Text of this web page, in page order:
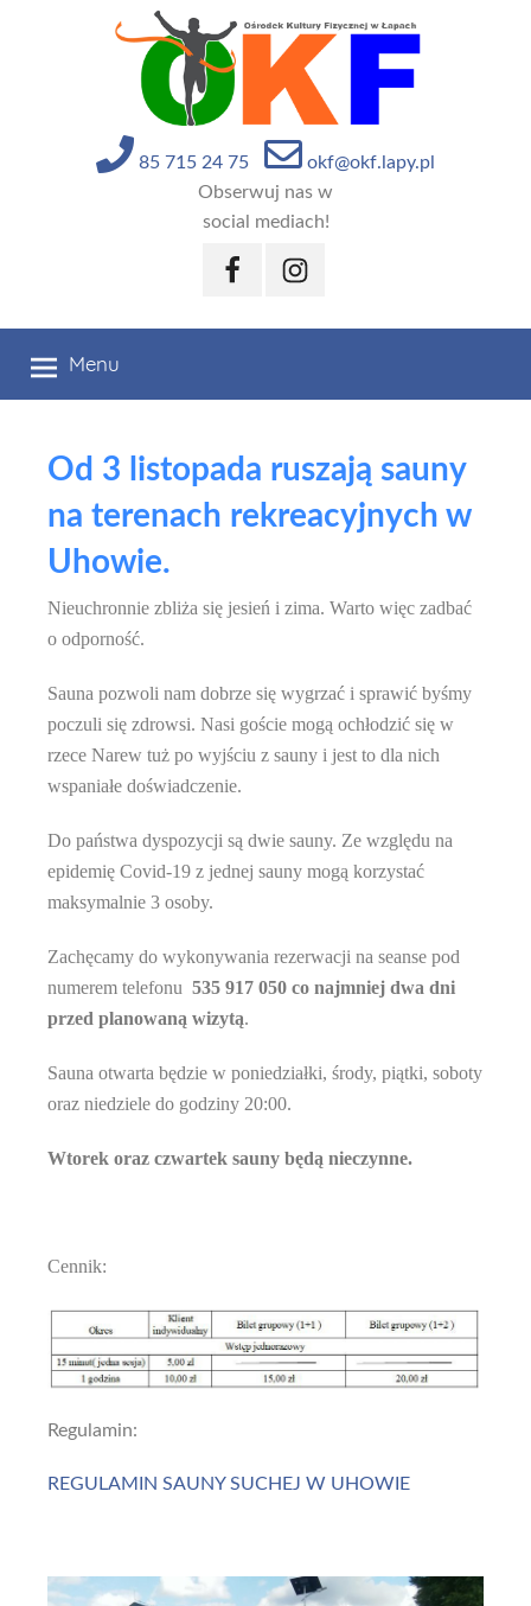
85 715 24 75
okf@okf.lapy.pl
Obserwuj nas w
social mediach!
FacebookInstagram
Menu
Od 3 listopada ruszają sauny
na terenach rekreacyjnych w
Uhowie.
Nieuchronnie zbliża się jesień i zima. Warto więc zadbać
o odporność.
Sauna pozwoli nam dobrze się wygrzać i sprawić byśmy
poczuli się zdrowsi. Nasi goście mogą ochłodzić się w
rzece Narew tuż po wyjściu z sauny i jest to dla nich
wspaniałe doświadczenie.
Do państwa dyspozycji są dwie sauny. Ze względu na
epidemię Covid-19 z jednej sauny mogą korzystać
maksymalnie 3 osoby.
Zachęcamy do wykonywania rezerwacji na seanse pod
numerem telefonu 535 917 050 co najmniej dwa dni
przed planowaną wizytą.
Sauna otwarta będzie w poniedziałki, środy, piątki, soboty
oraz niedziele do godziny 20:00.
Wtorek oraz czwartek sauny będą nieczynne.
Cennik:
Regulamin:
REGULAMIN SAUNY SUCHEJ W UHOWIE